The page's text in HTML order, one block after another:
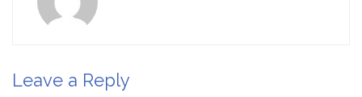
Leave a Reply